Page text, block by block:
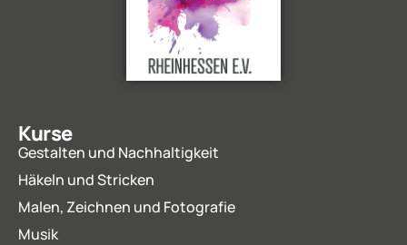
Kurse
Gestalten und Nachhaltigkeit
Häkeln und Stricken
Malen, Zeichnen und Fotografie
Musik